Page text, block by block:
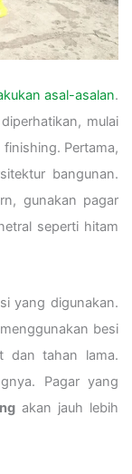
asal-asalan.
mulai
Pertama,
bangunan.
gunakan pagar
seperti hitam
yang digunakan.
besi
dan tahan lama.
Pagar yang
akan jauh lebih